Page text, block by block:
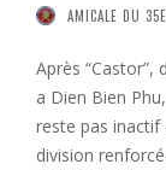
AMICALE DU
Après
a Dien Bien
reste pas inactif
division